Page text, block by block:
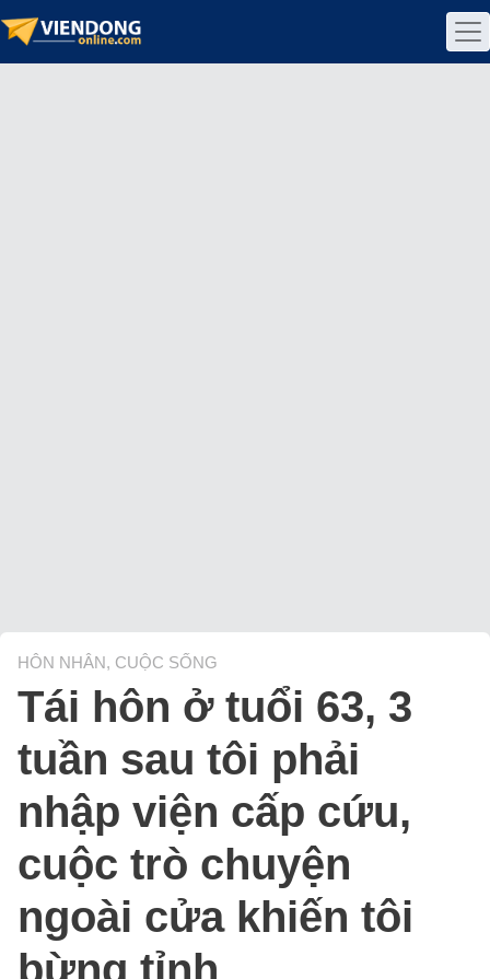
HÔN NHÂN, CUỘC SỐNG
Tái hôn ở tuổi 63, 3
tuần sau tôi phải
nhập viện cấp cứu,
cuộc trò chuyện
ngoài cửa khiến tôi
bừng tỉnh